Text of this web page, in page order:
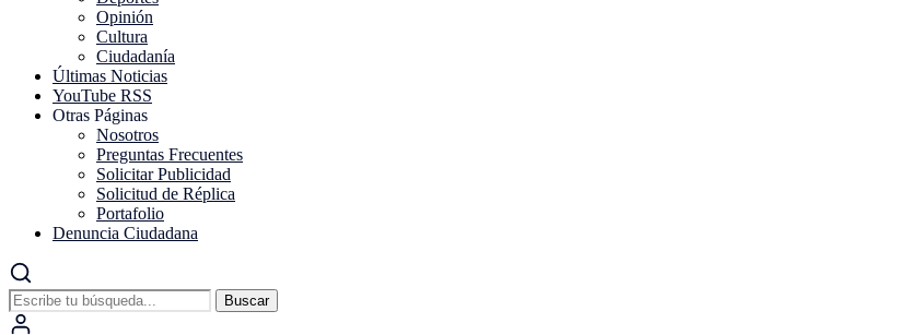
Opinión
Cultura
Ciudadanía
Últimas Noticias
YouTube RSS
Otras Páginas
Nosotros
Preguntas Frecuentes
Solicitar Publicidad
Solicitud de Réplica
Portafolio
Denuncia Ciudadana
Buscar